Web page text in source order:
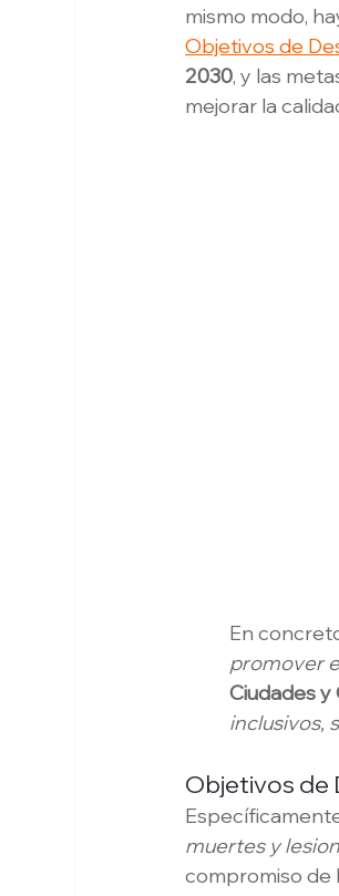
mismo modo,
Objetivos de
2030, y las
mejorar la
En
promover
Ciudades
inclusivos,
Objetivos de
muertes y
compromiso de